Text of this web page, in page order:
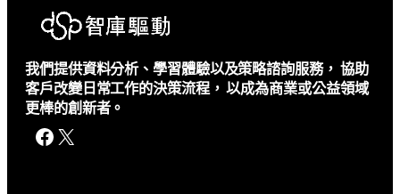
我們提供資料分析、學習體驗以及策略諮詢服務， 協助
客戶改變日常工作的決策流程， 以成為商業或公益領域
更棒的創新者。
Facebook X